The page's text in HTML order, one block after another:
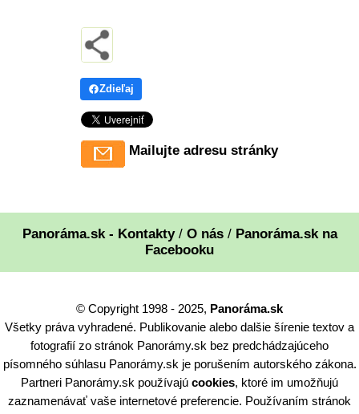
Zdieľaj
Mailujte adresu stránky
Panoráma.sk - Kontakty/ O nás/ Panoráma.sk na
Facebooku
© Copyright 1998 - 2025, Panoráma.sk
Všetky práva vyhradené. Publikovanie alebo dalšie šírenie textov a
fotografií zo stránok Panorámy.sk bez predchádzajúceho
písomného súhlasu Panorámy.sk je porušením autorského zákona.
Partneri Panorámy.sk používajú cookies, ktoré im umožňujú
zaznamenávať vaše internetové preferencie. Používaním stránok